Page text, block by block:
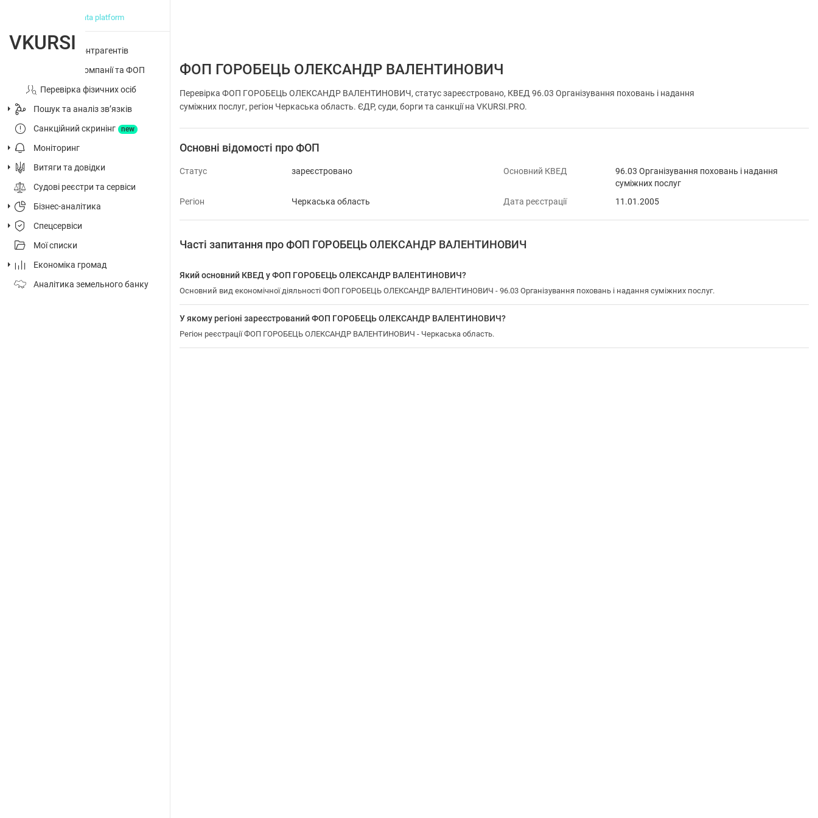
big data platform
Перевірка контрагентів
Досьє на компанії та ФОП
Перевірка фізичних осіб
Пошук та аналіз звʼязків
Санкційний скринінг
new
Моніторинг
Витяги та довідки
Судові реєстри та сервіси
Бізнес-аналітика
Спецсервіси
Мої списки
Економіка громад
Аналітика земельного банку
ФОП ГОРОБЕЦЬ ОЛЕКСАНДР ВАЛЕНТИНОВИЧ
Перевірка ФОП ГОРОБЕЦЬ ОЛЕКСАНДР ВАЛЕНТИНОВИЧ, статус зареєстровано, КВЕД 96.03 Організування поховань і надання
суміжних послуг, регіон Черкаська область. ЄДР, суди, борги та санкції на VKURSI.PRO.
Основні відомості про ФОП
Статус зареєстровано Основний КВЕД
96.03 Організування поховань і надання
суміжних послуг
Регіон
Черкаська область Дата реєстрації 11.01.2005
Часті запитання про ФОП ГОРОБЕЦЬ ОЛЕКСАНДР ВАЛЕНТИНОВИЧ
Який основний КВЕД у ФОП ГОРОБЕЦЬ ОЛЕКСАНДР ВАЛЕНТИНОВИЧ?
Основний вид економічної діяльності ФОП ГОРОБЕЦЬ ОЛЕКСАНДР ВАЛЕНТИНОВИЧ - 96.03 Організування поховань і надання суміжних послуг.
У якому регіоні зареєстрований ФОП ГОРОБЕЦЬ ОЛЕКСАНДР ВАЛЕНТИНОВИЧ?
Регіон реєстрації ФОП ГОРОБЕЦЬ ОЛЕКСАНДР ВАЛЕНТИНОВИЧ - Черкаська область.
VKURSI